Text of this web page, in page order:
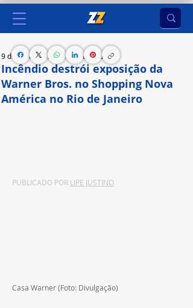
Incêndio destrói exposição da
Warner Bros. no Shopping Nova
América no Rio de Janeiro
9 de jul. de 20242 min de leitura
PUBLICADO POR LIPE JUSTINO
Casa Warner (Foto: Divulgação)